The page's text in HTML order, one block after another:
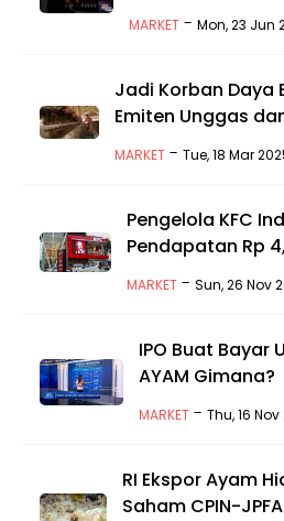
MARKET -Mon, 23 Jun
Jadi Korban Daya
Emiten Unggas
MARKET- Tue, 18 Mar
Pengelola KFC
Pendapatan Rp
MARKET -Sun, 26 Nov
IPO Buat Bayar
AYAM Gimana?
MARKET -Thu, 16 Nov
RI Ekspor Ayam
Saham CPIN-